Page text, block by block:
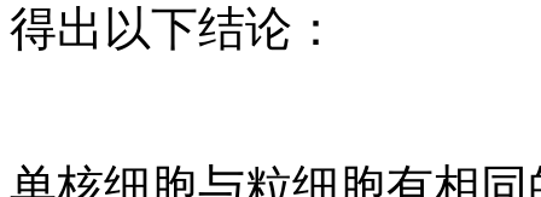
得出以下结论：
单核细胞与粒细胞有相